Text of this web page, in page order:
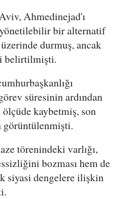
Ahmedinejad'ı
bir alternatif
durmuş, ancak
belirtilmişti.
süresinin ardından
kaybetmiş, son
görüntülenmişti.
törenindeki varlığı,
bozması hem de
siyasi dengelere ilişkin